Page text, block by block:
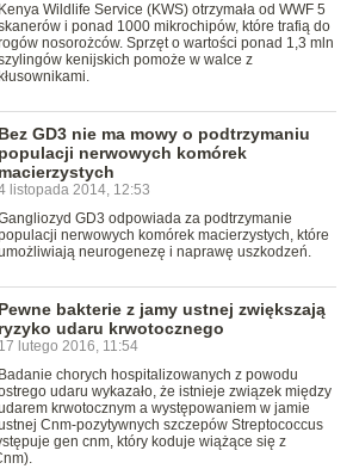
Kenya Wildlife Service (KWS) otrzymała od WWF 5
i ponad 1000 mikrochipów, które trafią do
nosorożców. Sprzęt o wartości ponad 1,3 mln
kenijskich pomoże w walce z
kłusownikami.
Bez GD3 nie ma mowy o podtrzymaniu
populacji nerwowych komórek
macierzystych
listopada 2014, 12:53
GD3 odpowiada za podtrzymanie
nerwowych komórek macierzystych, które
neurogenezę i naprawę uszkodzeń.
Pewne bakterie z jamy ustnej zwiększają
ryzyko udaru krwotocznego
17 lutego 2016, 11:54
Badanie chorych hospitalizowanych z powodu
udaru wykazało, że istnieje związek między
krwotocznym a występowaniem w jamie
Cnm-pozytywnych szczepów Streptococcus
gen cnm, który koduje wiążące się z